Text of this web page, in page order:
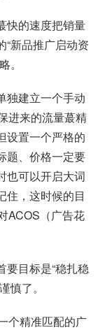
快的速度把销量
新品推广启动资
。
独建立一个手动
进来的流量蕞精
设置一个严格的
题、价格一定要
也可以开启大词
住，这时候的目
ACOS（广告花
要目标是“稳扎稳
慎了。
个精准匹配的广